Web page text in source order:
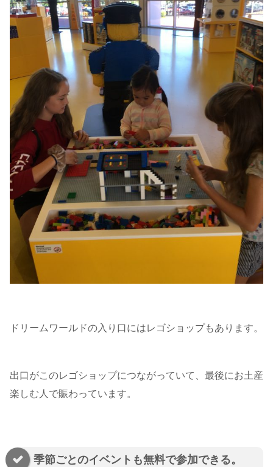
ドリームワールドの入り口にはレゴショップもあります。
出口がこのレゴショップにつながっていて、最後にお土産
楽しむ人で賑わっています。
季節ごとのイベントも無料で参加できる。